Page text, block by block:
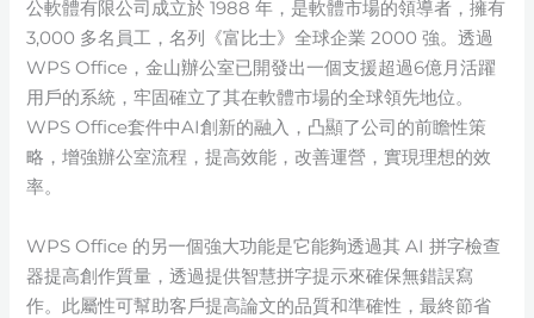
公軟體有限公司成立於 1988 年，是軟體市場的領導者，擁有
3,000 多名員工，名列《富比士》全球企業 2000 強。透過
WPS Office，金山辦公室已開發出一個支援超過6億月活躍
用戶的系統，牢固確立了其在軟體市場的全球領先地位。
WPS Office套件中AI創新的融入，凸顯了公司的前瞻性策
略，增強辦公室流程，提高效能，改善運營，實現理想的效
率。
WPS Office 的另一個強大功能是它能夠透過其 AI 拼字檢查
器提高創作質量，透過提供智慧拼字提示來確保無錯誤寫
作。此屬性可幫助客戶提高論文的品質和準確性，最終節省